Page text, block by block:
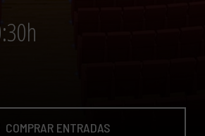
COMPRAR ENTRADAS